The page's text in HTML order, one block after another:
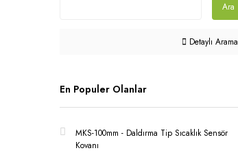
Ara
Detaylı Arama
En Populer Olanlar
MKS-100mm - Daldırma Tip Sıcaklık Sensör
Kovanı